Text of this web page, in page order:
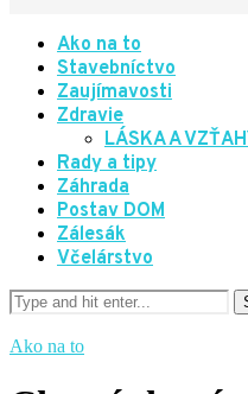
Ako na to
Stavebníctvo
Zaujímavosti
Zdravie
LÁSKA A
Rady a tipy
Záhrada
Postav DOM
Zálesák
Včelárstvo
Ako na to